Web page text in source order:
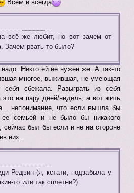
Всем и всегда
всё же любит, но вот зачем от
Зачем рвать-то было?
Никто ей не нужен же. А так-то
многое, выжившая, не умеющая
сбежала. Разыграть из себя
на пару дней/недель, а вот жить
непонимание, что если вышла бы
семьей и не было бы никакого
сейчас был бы если и не на стороне
них.
Редвин (я, кстати, подзабыла у
то или так сплетни?)